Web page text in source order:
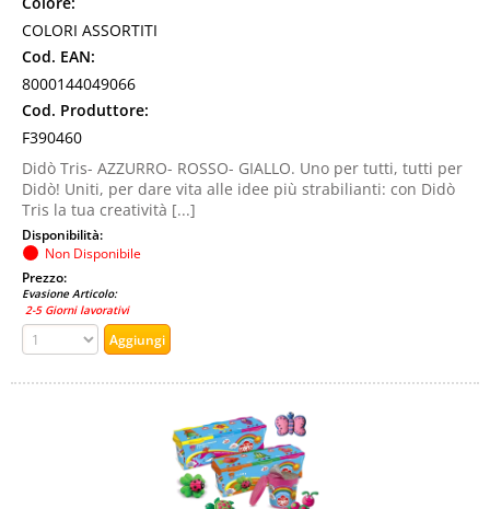
COLORI ASSORTITI
Cod. EAN:
8000144049066
Cod. Produttore:
F390460
Didò Tris- AZZURRO- ROSSO- GIALLO. Uno per tutti, tutti per
Didò! Uniti, per dare vita alle idee più strabilianti: con Didò
Tris la tua creatività [...]
Disponibilità:
Non Disponibile
Prezzo:
Evasione Articolo:
2-5 Giorni lavorativi